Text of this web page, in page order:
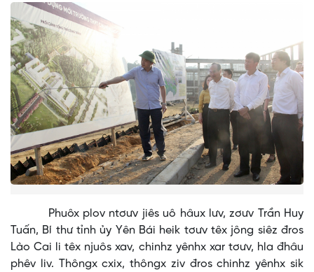
Phuôx plov ntơưv jiês uô hâux lưv, zơưv Trần Huy
Tuấn, Bí thư tỉnh ủy Yên Bái heik tơưv têx jông siêz đros
Lào Cai li têx njuôs xav, chinhz yênhx xar tơưv, hla đhâu
phêv liv. Thôngx cxix, thôngx ziv đros chinhz yênhx sik